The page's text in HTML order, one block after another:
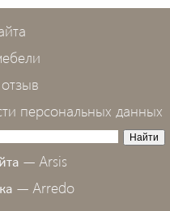
персональных данных
— Arsis
— Arredo